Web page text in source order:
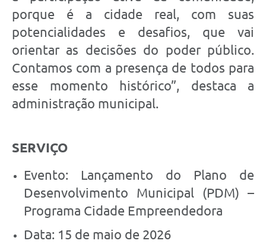
porque é a cidade real, com suas
potencialidades e desafios, que vai
orientar as decisões do poder público.
Contamos com a presença de todos para
esse momento histórico”, destaca a
administração municipal.
SERVIÇO
Evento: Lançamento do Plano de
Desenvolvimento Municipal (PDM) –
Programa Cidade Empreendedora
Data: 15 de maio de 2026